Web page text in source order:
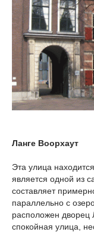
Ланге Воорхаут
Эта улица
является одной из
составляет
параллельно с
расположен дворец
спокойная улица,